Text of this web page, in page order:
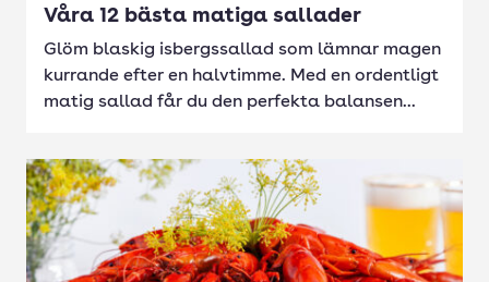
Våra 12 bästa matiga sallader
Glöm blaskig isbergssallad som lämnar magen
kurrande efter en halvtimme. Med en ordentligt
matig sallad får du den perfekta balansen...